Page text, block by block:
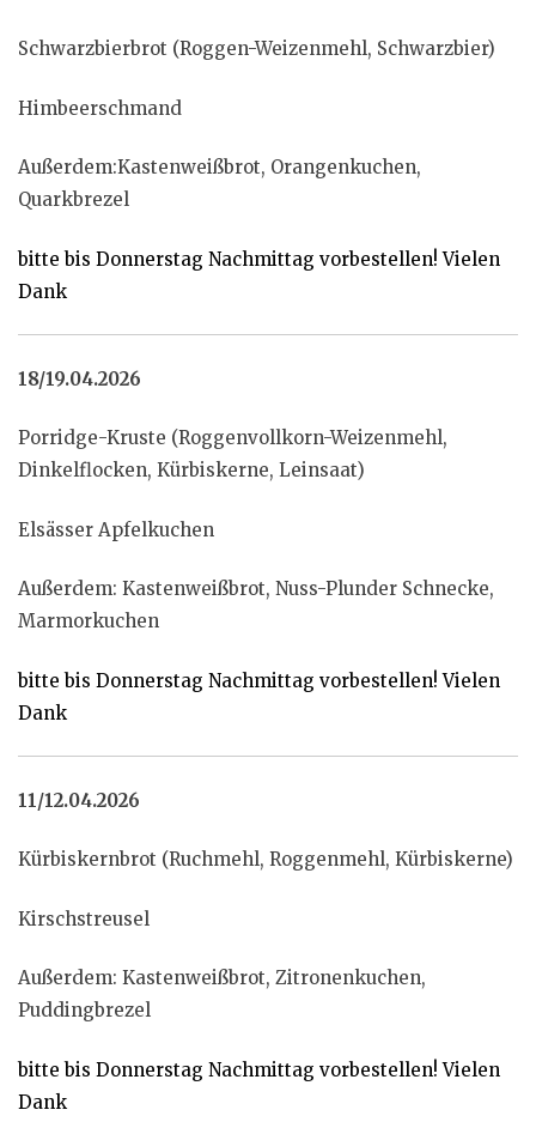
Schwarzbierbrot (Roggen-Weizenmehl, Schwarzbier)
Himbeerschmand
Außerdem:Kastenweißbrot, Orangenkuchen,
Quarkbrezel
bitte bis Donnerstag Nachmittag vorbestellen! Vielen
Dank
18/19.04.2026
Porridge-Kruste (Roggenvollkorn-Weizenmehl,
Dinkelflocken, Kürbiskerne, Leinsaat)
Elsässer Apfelkuchen
Außerdem: Kastenweißbrot, Nuss-Plunder Schnecke,
Marmorkuchen
bitte bis Donnerstag Nachmittag vorbestellen! Vielen
Dank
11/12.04.2026
Kürbiskernbrot (Ruchmehl, Roggenmehl, Kürbiskerne)
Kirschstreusel
Außerdem: Kastenweißbrot, Zitronenkuchen,
Puddingbrezel
bitte bis Donnerstag Nachmittag vorbestellen! Vielen
Dank